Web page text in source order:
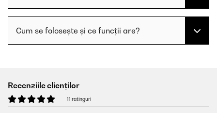
Cum se folosește și ce funcții are?
Recenziile clienților
11 ratinguri